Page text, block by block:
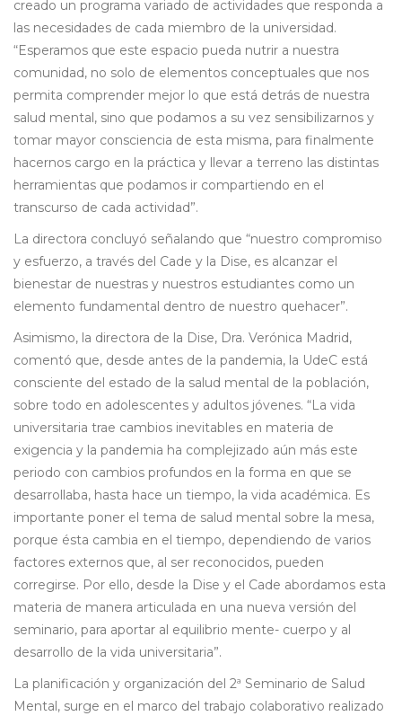
creado un programa variado de actividades que responda a
las necesidades de cada miembro de la universidad.
“Esperamos que este espacio pueda nutrir a nuestra
comunidad, no solo de elementos conceptuales que nos
permita comprender mejor lo que está detrás de nuestra
salud mental, sino que podamos a su vez sensibilizarnos y
tomar mayor consciencia de esta misma, para finalmente
hacernos cargo en la práctica y llevar a terreno las distintas
herramientas que podamos ir compartiendo en el
transcurso de cada actividad”.
La directora concluyó señalando que “nuestro compromiso
y esfuerzo, a través del Cade y la Dise, es alcanzar el
bienestar de nuestras y nuestros estudiantes como un
elemento fundamental dentro de nuestro quehacer”.
Asimismo, la directora de la Dise, Dra. Verónica Madrid,
comentó que, desde antes de la pandemia, la UdeC está
consciente del estado de la salud mental de la población,
sobre todo en adolescentes y adultos jóvenes. “La vida
universitaria trae cambios inevitables en materia de
exigencia y la pandemia ha complejizado aún más este
periodo con cambios profundos en la forma en que se
desarrollaba, hasta hace un tiempo, la vida académica. Es
importante poner el tema de salud mental sobre la mesa,
porque ésta cambia en el tiempo, dependiendo de varios
factores externos que, al ser reconocidos, pueden
corregirse. Por ello, desde la Dise y el Cade abordamos esta
materia de manera articulada en una nueva versión del
seminario, para aportar al equilibrio mente- cuerpo y al
desarrollo de la vida universitaria”.
La planificación y organización del 2ª Seminario de Salud
Mental, surge en el marco del trabajo colaborativo realizado